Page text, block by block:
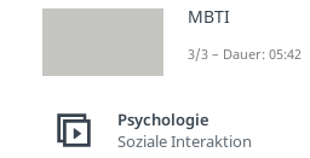
MBTI
3/3 – Dauer: 05:42
Psychologie
Soziale Interaktion